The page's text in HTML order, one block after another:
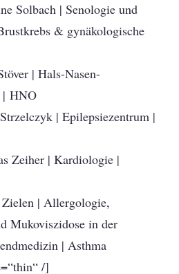
Solbach | Senologie und
& gynäkologische
| Hals-Nasen-
| HNO
| Epilepsiezentrum |
Zeiher | Kardiologie |
| Allergologie,
Mukoviszidose in der
| Asthma
/]